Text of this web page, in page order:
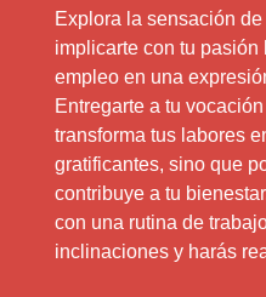
Explora la sensación
implicarte con tu pasión
empleo en una
Entregarte a tu
transforma tus labores
gratificantes, sino que
contribuye a tu
con una rutina de
inclinaciones y harás